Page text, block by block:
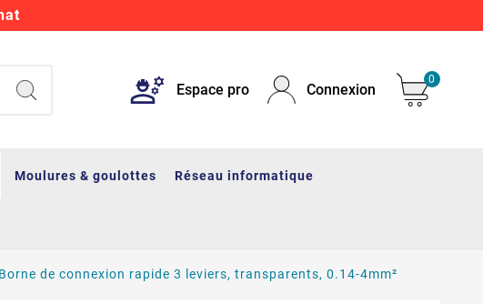
Espace pro Connexion
0
Moulures & goulottes Réseau informatique
Borne de connexion rapide 3 leviers, transparents, 0.14-4mm²